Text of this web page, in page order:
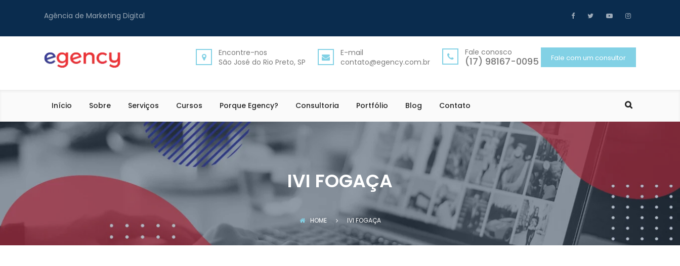
Agência de Marketing Digital
Fale com um consultor
Encontre-nos
São José do Rio Preto, SP
E-mail
contato@egency.com.br
Fale conosco
(17) 98167-0095
Início Sobre Serviços Cursos Porque Egency? Consultoria Portfólio Blog Contato
IVI FOGAÇA
HOME IVI FOGAÇA